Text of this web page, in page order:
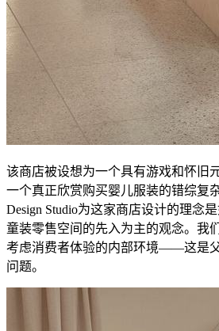
该商店被设想为一个具有游戏和怀旧
一个真正欣赏购买婴儿服装的错综复
Design Studio为这家商店设计的理念
童装零售空间的先入为主的观念。我
考虑消费者体验的内部环境——这是
问题。